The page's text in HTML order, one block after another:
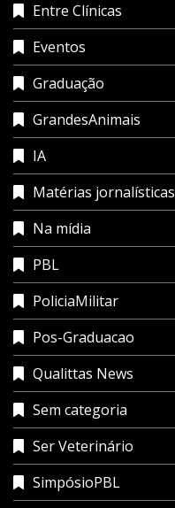
Entre Clínicas
Eventos
Graduação
GrandesAnimais
IA
Matérias jornalísticas
Na mídia
PBL
PoliciaMilitar
Pos-Graduacao
Qualittas News
Sem categoria
Ser Veterinário
SimpósioPBL